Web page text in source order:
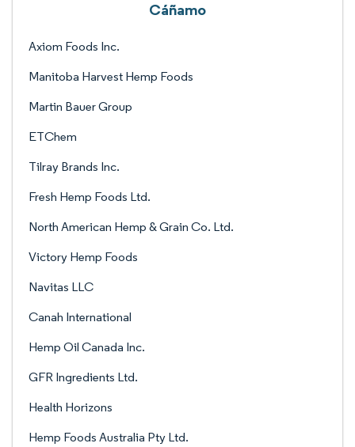
Cáñamo
Axiom Foods Inc.
Manitoba Harvest Hemp Foods
Martin Bauer Group
ETChem
Tilray Brands Inc.
Fresh Hemp Foods Ltd.
North American Hemp & Grain Co. Ltd.
Victory Hemp Foods
Navitas LLC
Canah International
Hemp Oil Canada Inc.
GFR Ingredients Ltd.
Health Horizons
Hemp Foods Australia Pty Ltd.